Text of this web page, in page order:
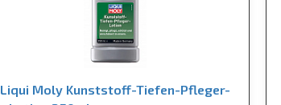
Liqui Moly Kunststoff-Tiefen-Pfleger-